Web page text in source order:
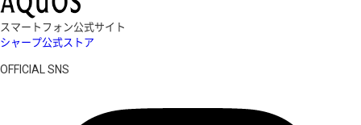
スマートフォン公式サイト
シャープ公式ストア
OFFICIAL SNS